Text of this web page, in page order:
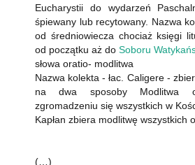
Eucharystii do wydarzeń
śpiewany lub recytowany. Nazwa
od średniowiecza chociaż księgi
od początku aż do Soboru
słowa oratio- modlitwa
Nazwa kolekta - łac. Caligere -
na dwa sposoby Modlitwa
zgromadzeniu się wszystkich w
Kapłan zbiera modlitwę wszystkich
(…)